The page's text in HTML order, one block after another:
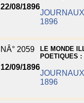
22/08/1896
1896
NÂ° 2059
12/09/1896
LE MONDE
POETIQUES
1896